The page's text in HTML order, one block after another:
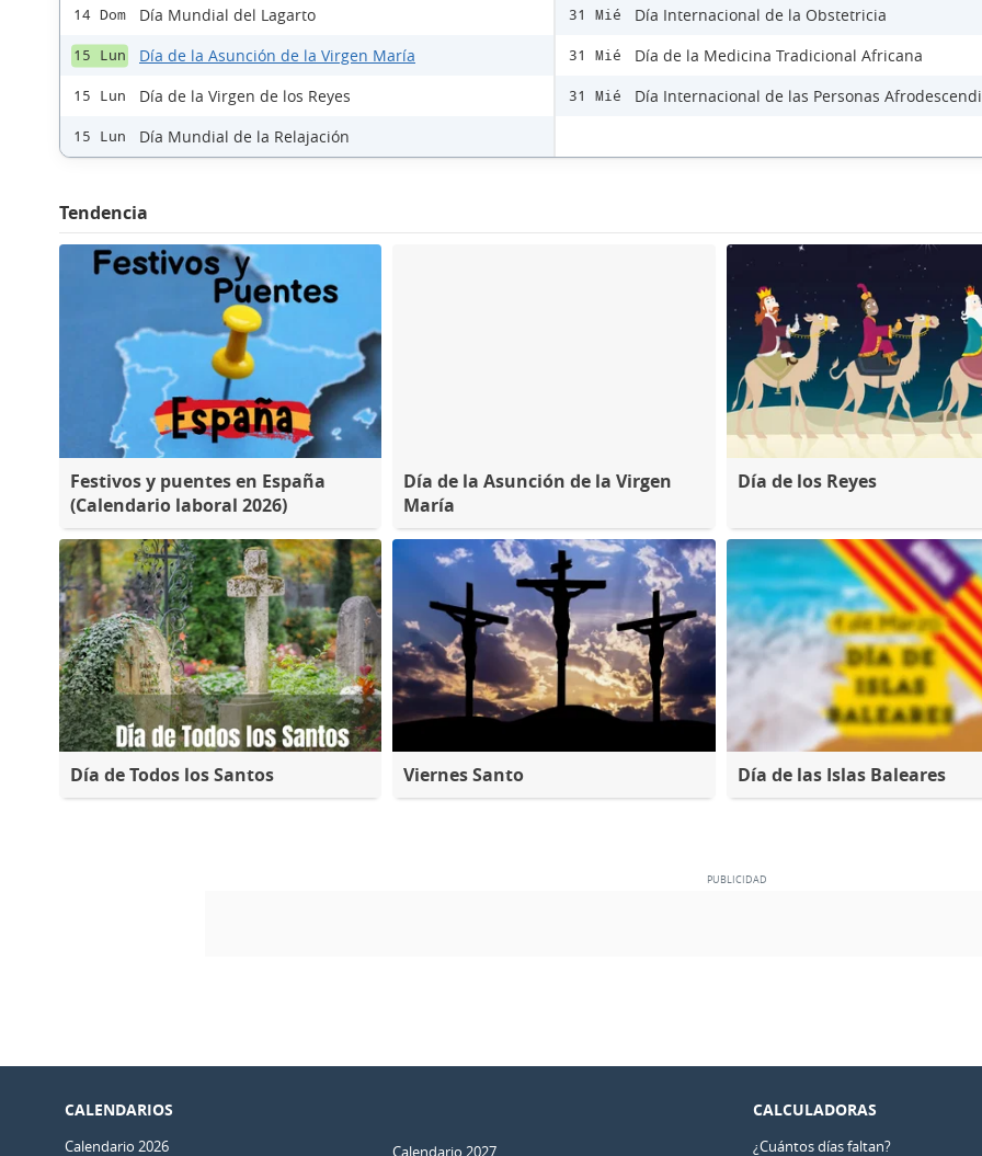
14 Dom Día Mundial del Lagarto
15 Lun Día de la Asunción de la Virgen María
15 Lun Día de la Virgen de los Reyes
15 Lun Día Mundial de la Relajación
31 Mié Día Internacional de la Obstetricia
31 Mié Día de la Medicina Tradicional Africana
31 Mié Día Internacional de las Personas
Tendencia
Festivos y puentes en España
(Calendario laboral 2026)
Día de la Asunción de la Virgen
María
Día de los Reyes
Día de Todos los Santos Viernes Santo Día de las Islas Baleares
CALENDARIOS
Calendario 2026 Calendario 2027
CALCULADORAS
¿Cuántos días faltan?